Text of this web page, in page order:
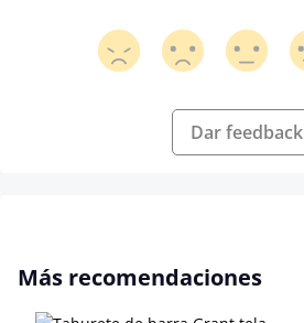
Dar feedback
Omitir la galería de productos
Más recomendaciones